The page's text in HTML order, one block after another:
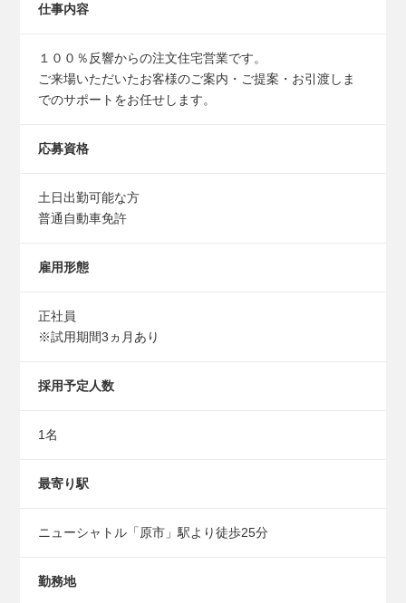
仕事内容
１００％反響からの注文住宅営業です。
ご来場いただいたお客様のご案内・ご提案・お引渡しま
でのサポートをお任せします。
応募資格
土日出勤可能な方
普通自動車免許
雇用形態
正社員
※試用期間3ヵ月あり
採用予定人数
1名
最寄り駅
ニューシャトル「原市」駅より徒歩25分
勤務地